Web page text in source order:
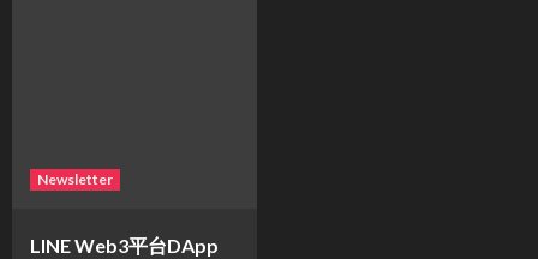
Newsletter
LINE Web3平台DApp